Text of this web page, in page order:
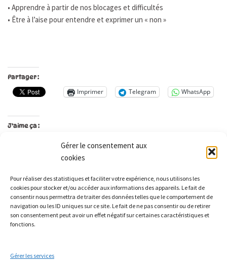
Gérer le consentement aux
cookies
Pour réaliser des statistiques et faciliter votre expérience, nous utilisons les
cookies pour stocker et/ou accéder aux informations des appareils. Le fait de
consentir nous permettra de traiter des données telles que le comportement de
navigation ou les ID uniques sur ce site. Le fait de ne pas consentir ou de retirer
son consentement peut avoir un effet négatif sur certaines caractéristiques et
fonctions.
Gérer les services
• Apprendre à partir de nos blocages et difficultés
• Être à l’aise pour entendre et exprimer un « non »
Partager :
Imprimer Telegram WhatsApp
J’aime ça :
Le Relais
21 rue Peurière
42440 Noirétable
contact[a]lesmontsquipetillent.org